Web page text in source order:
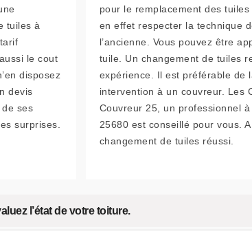
tuiles à
le cout
disposez
devis
ses
surprises.
pour le remplacement des
en effet respecter la technique
l’ancienne. Vous pouvez être
tuile. Un changement de tuiles
expérience. Il est préférable de
intervention à un couvreur. Les
Couvreur 25, un professionnel
25680 est conseillé pour vous.
changement de tuiles réussi.
l’état de votre toiture.